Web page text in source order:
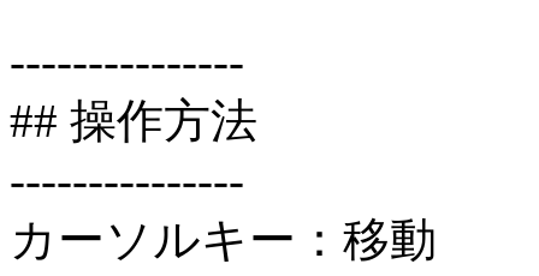
---------------
## 操作方法
---------------
カーソルキー：移動